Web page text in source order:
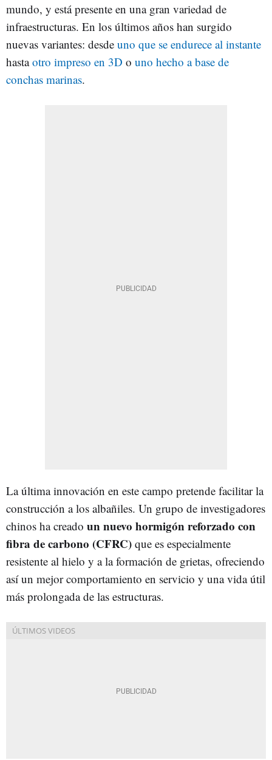
mundo, y está presente en una gran variedad de
infraestructuras. En los últimos años han surgido
nuevas variantes: desde uno que se endurece al instante
hastaotro impreso en 3D o uno hecho a base de
conchas marinas.
La última innovación en este campo pretende facilitar la
construcción a los albañiles. Un grupo de investigadores
chinos ha creado un nuevo hormigón reforzado con
fibra de carbono (CFRC) que es especialmente
resistente al hielo y a la formación de grietas, ofreciendo
así un mejor comportamiento en servicio y una vida útil
más prolongada de las estructuras.